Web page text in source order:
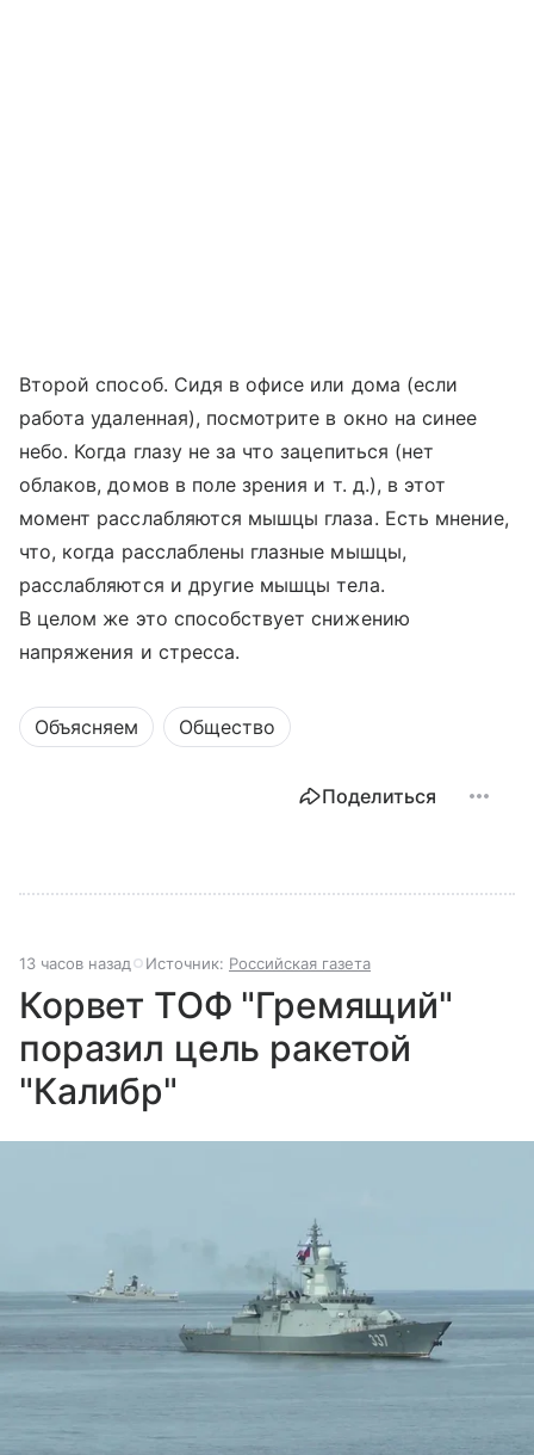
Второй способ. Сидя в офисе или дома (если
работа удаленная), посмотрите в окно на синее
небо. Когда глазу не за что зацепиться (нет
облаков, домов в поле зрения и т. д.), в этот
момент расслабляются мышцы глаза. Есть мнение,
что, когда расслаблены глазные мышцы,
расслабляются и другие мышцы тела.
В целом же это способствует снижению
напряжения и стресса.
Объясняем Общество
Поделиться
13 часов назад Источник: Российская газета
Корвет ТОФ "Гремящий"
поразил цель ракетой
"Калибр"